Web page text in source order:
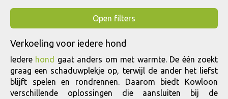
Open filters
Verkoeling voor iedere hond
Iedere hond gaat anders om met warmte. De één zoekt
graag een schaduwplekje op, terwijl de ander het liefst
blijft spelen en rondrennen. Daarom biedt Kowloon
verschillende oplossingen die aansluiten bij de